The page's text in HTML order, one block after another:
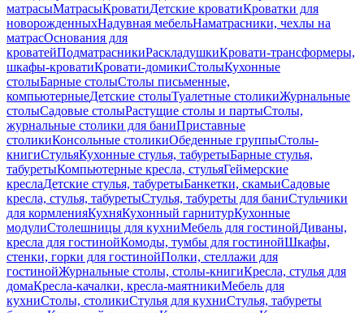
матрасыМатрасыКроватиДетские кроватиКроватки для
новорожденныхНадувная мебельНаматрасники, чехлы на
матрасОснования для
кроватейПодматрасникиРаскладушкиКровати-трансформеры,
шкафы-кроватиКровати-домикиСтолыКухонные
столыБарные столыСтолы письменные,
компьютерныеДетские столыТуалетные столикиЖурнальные
столыСадовые столыРастущие столы и партыСтолы,
журнальные столики для баниПриставные
столикиКонсольные столикиОбеденные группыСтолы-
книгиСтульяКухонные стулья, табуретыБарные стулья,
табуретыКомпьютерные кресла, стульяГеймерские
креслаДетские стулья, табуретыБанкетки, скамьиСадовые
кресла, стулья, табуретыСтулья, табуреты для баниСтульчики
для кормленияКухняКухонный гарнитурКухонные
модулиСтолешницы для кухниМебель для гостинойДиваны,
кресла для гостинойКомоды, тумбы для гостинойШкафы,
стенки, горки для гостинойПолки, стеллажи для
гостинойЖурнальные столы, столы-книгиКресла, стулья для
домаКресла-качалки, кресла-маятникиМебель для
кухниСтолы, столикиСтулья для кухниСтулья, табуреты